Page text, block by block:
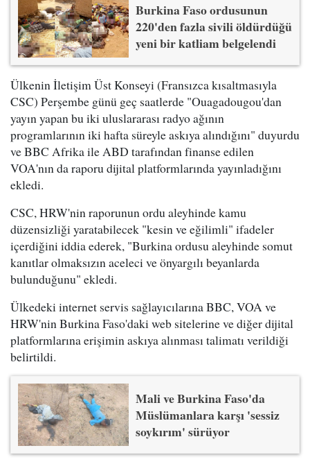
Burkina Faso ordusunun
220'den fazla sivili öldürdüğü
yeni bir katliam belgelendi
Ülkenin İletişim Üst Konseyi (Fransızca kısaltmasıyla
CSC) Perşembe günü geç saatlerde "Ouagadougou'dan
yayın yapan bu iki uluslararası radyo ağının
programlarının iki hafta süreyle askıya alındığını" duyurdu
ve BBC Afrika ile ABD tarafından finanse edilen
VOA'nın da raporu dijital platformlarında yayınladığını
ekledi.
CSC, HRW'nin raporunun ordu aleyhinde kamu
düzensizliği yaratabilecek "kesin ve eğilimli" ifadeler
içerdiğini iddia ederek, "Burkina ordusu aleyhinde somut
kanıtlar olmaksızın aceleci ve önyargılı beyanlarda
bulunduğunu" ekledi.
Ülkedeki internet servis sağlayıcılarına BBC, VOA ve
HRW'nin Burkina Faso'daki web sitelerine ve diğer dijital
platformlarına erişimin askıya alınması talimatı verildiği
belirtildi.
Mali ve Burkina Faso'da
Müslümanlara karşı 'sessiz
soykırım' sürüyor